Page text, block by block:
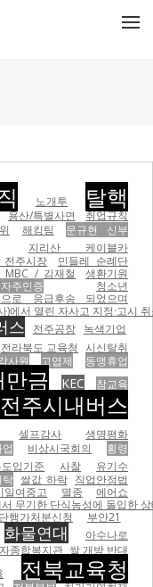
노개투 탈핵
용산/특별사면 취업규칙
해킹팀
문규현 신부
지리산 케이블카
주시장
민들레 순례단
MBC / 김재철
생환기원
주민증
청소년
로 응급후송 되었으며
에서 열린 자사고 지정·고시
스 전주공장
녹색기업
전라북도 교육청 시신탈취
사원 고엽제
동맹휴업
만금 KEC
참교육
전주시내버스
셀프감사
생명평화
비상시국회의 횡령
입기준 사찰
유기수
쌀값 하락 직업안정법
일여중고 멸종
에어쇼
무기한 단식농성에 돌입한
행가처분신청
부안21
화물연대 아수나로
종합복지관 쌀 개방 반대
전북교육청